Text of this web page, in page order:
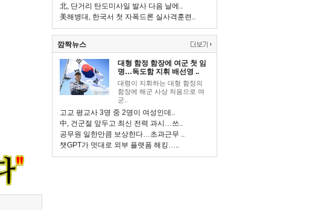
北, 단거리 탄도미사일 발사 다음 날에..
美해병대, 한국서 첫 자폭드론 실사격훈련..
깜짝뉴스
대형 함정 함장에 여군 첫 임
명…독도함 지휘 배선영 ..
대령이 지휘하는 대형 함정의
함장에 해군 사상 처음으로 여
군..
고교 평교사 3명 중 2명이 여성인데..
中, 건군절 앞두고 최신 전력 과시…쓰..
공무원 일한만큼 보상한다…초과근무 ..
챗GPT가 멋대로 외부 플랫폼 해킹…..